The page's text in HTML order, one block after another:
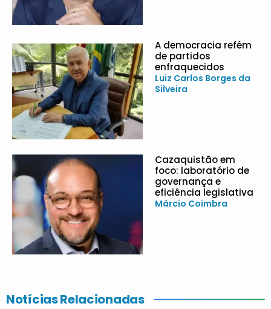
A democracia refém
de partidos
enfraquecidos
Luiz Carlos Borges da
Silveira
Cazaquistão em
foco: laboratório de
governança e
eficiência legislativa
Márcio Coimbra
Notícias Relacionadas